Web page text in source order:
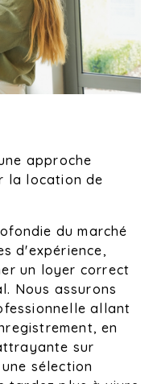
approche
la location de
du marché
d'expérience,
un loyer correct
Nous assurons
allant
en
sur
sélection